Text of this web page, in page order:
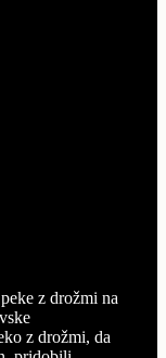
z drožmi na
z drožmi, da